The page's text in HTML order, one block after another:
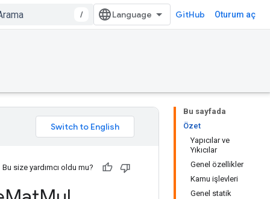
/ GitHub Oturum aç
Bu sayfada
Özet
Yapıcılar ve
Yıkıcılar
Genel özellikler
Kamu işlevleri
Genel statik
Bu size yardımcı oldu mu?